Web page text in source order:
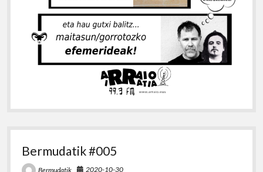
Bermudatik #005
Bermudatik 2020-10-30